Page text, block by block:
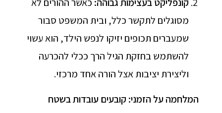
מסוגלים לתקשר כלל, ובית המשפט סבור
שמעברים תכופים יזיקו לנפש הילד, הוא עשוי
להשתמש בחזקת הגיל הרך ככלי להכרעה
וליצירת יציבות אצל הורה אחד מרכזי.
המלחמה על הזמני: קובעים עובדות בשטח